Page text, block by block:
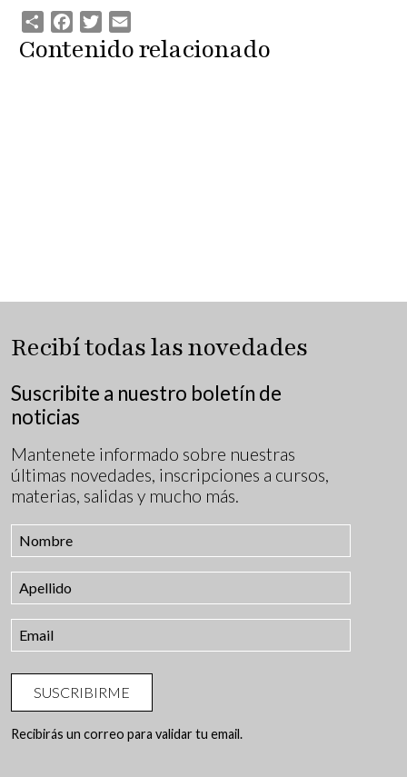
Share Facebook
Twitter
Contenido relacionado
Recibí todas las novedades
Suscribite a nuestro boletín de
noticias
Mantenete informado sobre nuestras
últimas novedades, inscripciones a cursos,
materias, salidas y mucho más.
SUSCRIBIRME
Recibirás un correo para validar tu email.